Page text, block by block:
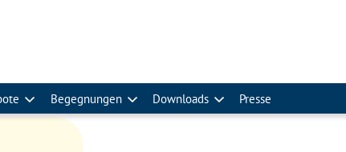
Begegnungen Downloads Presse